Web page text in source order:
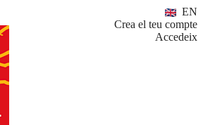
EN
Crea el teu compte
Accedeix